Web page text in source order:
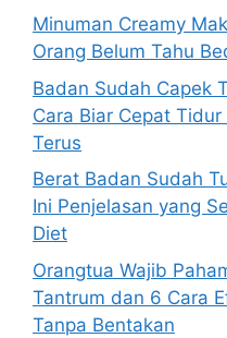
Minuman Creamy
Orang Belum Tahu
Badan Sudah Capek
Cara Biar Cepat
Terus
Berat Badan Sudah
Ini Penjelasan yang
Diet
Orangtua Wajib
Tantrum dan 6 Cara
Tanpa Bentakan